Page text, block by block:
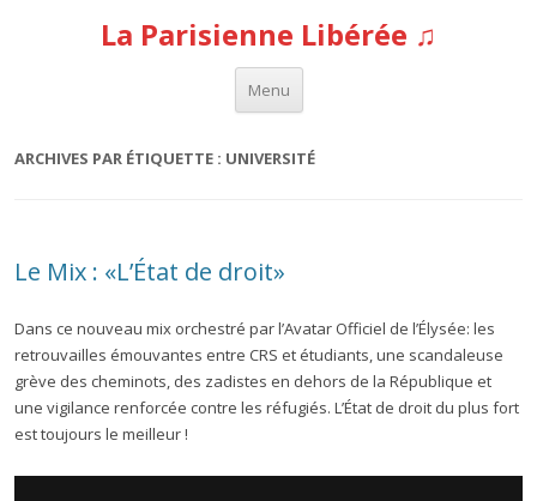
La Parisienne Libérée ♫
Menu
Aller au contenu
ARCHIVES PAR ÉTIQUETTE : UNIVERSITÉ
Le Mix : «L’État de droit»
Dans ce nouveau mix orchestré par l’Avatar Officiel de l’Élysée: les
retrouvailles émouvantes entre CRS et étudiants, une scandaleuse
grève des cheminots, des zadistes en dehors de la République et
une vigilance renforcée contre les réfugiés. L’État de droit du plus fort
est toujours le meilleur !